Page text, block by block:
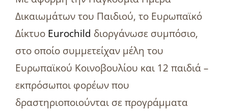
Δικαιωμάτων του Παιδιού, το Ευρωπαϊκό
Δίκτυο Eurochild διοργάνωσε συμπόσιο,
στο οποίο συμμετείχαν μέλη του
Ευρωπαϊκού Κοινοβουλίου και 12 παιδιά –
εκπρόσωποι φορέων που
δραστηριοποιούνται σε προγράμματα